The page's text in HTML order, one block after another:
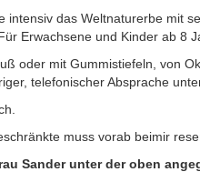
intensiv das Weltnaturerbe mit
Erwachsene und Kinder ab 8
oder mit Gummistiefeln, von
telefonischer Absprache
muss vorab beimir
Sander unter der oben